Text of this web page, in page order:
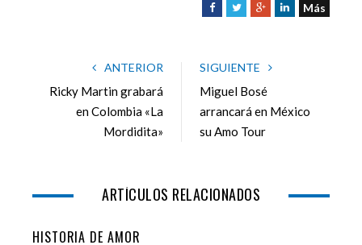
F
e
o
o
k
T
t
r
G
g
+
L
I
Más
ANTERIOR
Ricky Martin grabará
en Colombia «La
Mordidita»
SIGUIENTE
Miguel Bosé
arrancará en México
su Amo Tour
ARTÍCULOS RELACIONADOS
HISTORIA DE AMOR